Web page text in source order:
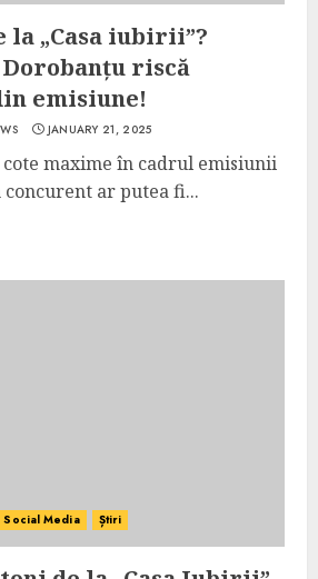
la „Casa iubirii”?
riscă
emisiune!
JANUARY 21, 2025
maxime în cadrul emisiunii
concurent ar putea fi...
Social Media Știri